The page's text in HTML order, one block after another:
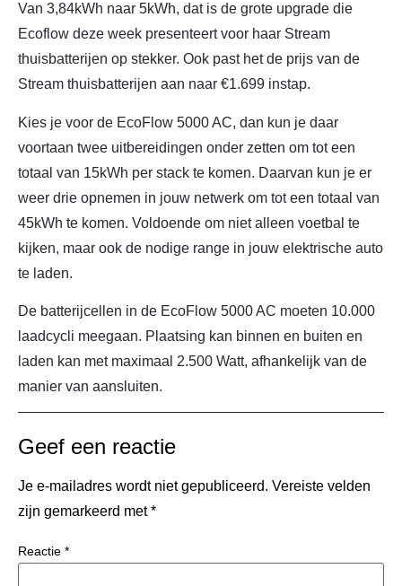
Van 3,84kWh naar 5kWh, dat is de grote upgrade die
Ecoflow deze week presenteert voor haar Stream
thuisbatterijen op stekker. Ook past het de prijs van de
Stream thuisbatterijen aan naar €1.699 instap.
Kies je voor de EcoFlow 5000 AC, dan kun je daar
voortaan twee uitbereidingen onder zetten om tot een
totaal van 15kWh per stack te komen. Daarvan kun je er
weer drie opnemen in jouw netwerk om tot een totaal van
45kWh te komen. Voldoende om niet alleen voetbal te
kijken, maar ook de nodige range in jouw elektrische auto
te laden.
De batterijcellen in de EcoFlow 5000 AC moeten 10.000
laadcycli meegaan. Plaatsing kan binnen en buiten en
laden kan met maximaal 2.500 Watt, afhankelijk van de
manier van aansluiten.
Geef een reactie
Je e-mailadres wordt niet gepubliceerd. Vereiste velden
zijn gemarkeerd met*
Reactie *